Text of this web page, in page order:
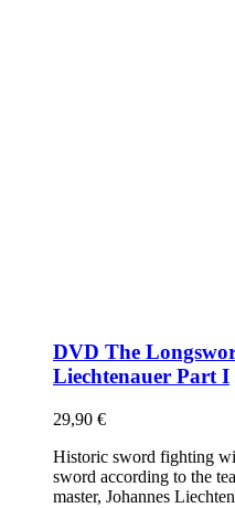
DVD The
Liechtenauer Part I
29,90 €
Historic sword fighting
sword according to the
master, Johannes